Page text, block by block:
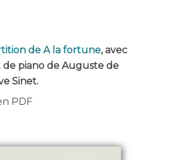
de A la fortune, avec
piano de Auguste de
Sinet.
PDF